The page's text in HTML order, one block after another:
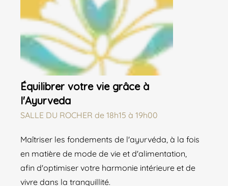
Équilibrer votre vie grâce à
l'Ayurveda
SALLE DU ROCHER de 18h15 à 19h00
Maîtriser les fondements de l'ayurvéda, à la fois
en matière de mode de vie et d'alimentation,
afin d'optimiser votre harmonie intérieure et de
vivre dans la tranquillité.